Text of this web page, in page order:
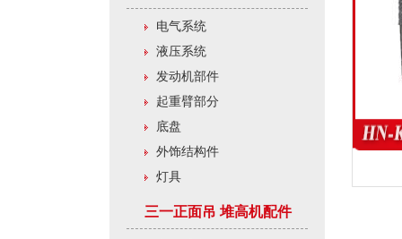
电气系统
液压系统
发动机部件
起重臂部分
底盘
外饰结构件
灯具
三一正面吊 堆高机配件